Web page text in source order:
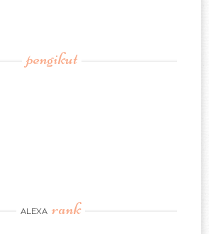
pengikut
ALEXA rank